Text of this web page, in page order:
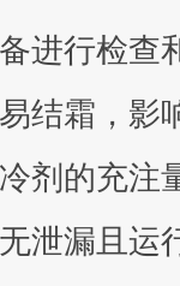
进行检查
结霜，影
剂的充注
泄漏且运